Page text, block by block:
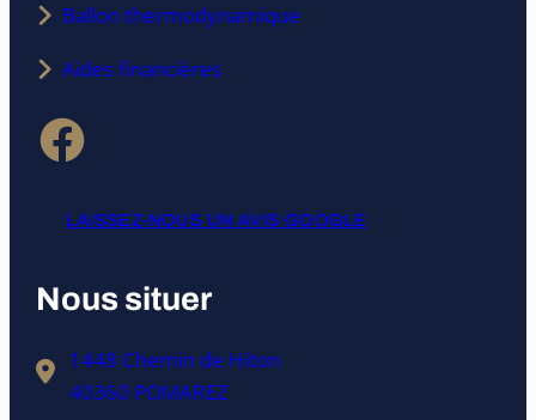
Ballon thermodynamique
Aides financières
Facebook
LAISSEZ-NOUS UN AVIS GOOGLE
Nous situer
1448 Chemin de Hiton
40360 POMAREZ